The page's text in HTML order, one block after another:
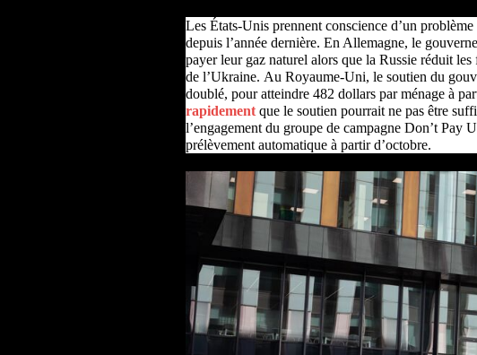
Les États-Unis prennent conscience d’un
depuis l’année dernière. En Allemagne, le
payer leur gaz naturel alors que la Russie réduit
de l’Ukraine. Au Royaume-Uni, le soutien du
doublé, pour atteindre 482 dollars par ménage à
rapidement que le soutien pourrait ne pas être
l’engagement du groupe de campagne Don’t Pay
prélèvement automatique à partir d’octobre.